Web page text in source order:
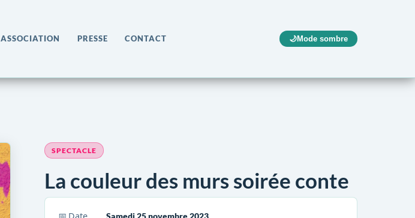
ASSOCIATION PRESSE CONTACT 🌙Mode sombre
SPECTACLE
La couleur des murs soirée conte